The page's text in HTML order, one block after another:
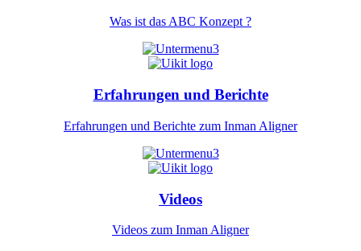
Was ist das ABC Konzept ?
Erfahrungen und Berichte
Erfahrungen und Berichte zum Inman Aligner
Videos
Videos zum Inman Aligner